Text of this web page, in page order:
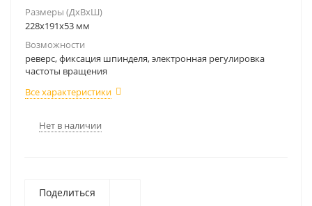
Размеры (ДхВxШ)
228x191x53 мм
Возможности
реверс, фиксация шпинделя, электронная регулировка
частоты вращения
Все характеристики
Нет в наличии
Поделиться